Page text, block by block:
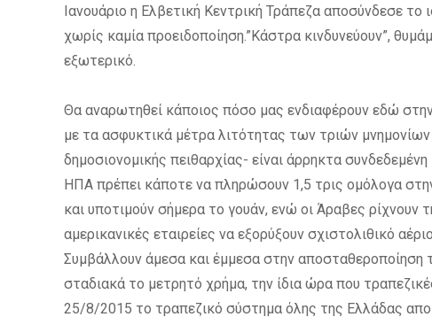
Ιανουάριο η Ελβετική Κεντρική Τράπεζα αποσύνδεσε
χωρίς καμία προειδοποίηση.”Κάστρα κινδυνεύουν”,
εξωτερικό.
Θα αναρωτηθεί κάποιος πόσο μας ενδιαφέρουν εδώ
με τα ασφυκτικά μέτρα λιτότητας των τριών
δημοσιονομικής πειθαρχίας- είναι άρρηκτα
ΗΠΑ πρέπει κάποτε να πληρώσουν 1,5 τρις ομόλογα
και υποτιμούν σήμερα το γουάν, ενώ οι Άραβες ρίχνουν
αμερικανικές εταιρείες να εξορύξουν σχιστολιθικό
Συμβάλλουν άμεσα και έμμεσα στην αποσταθεροποίηση
σταδιακά το μετρητό χρήμα, την ίδια ώρα που
25/8/2015 το τραπεζικό σύστημα όλης της Ελλάδας